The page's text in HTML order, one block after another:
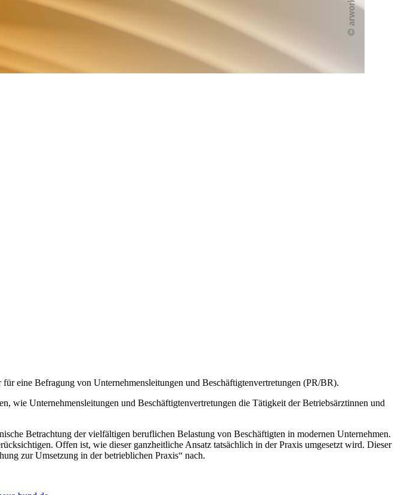
eine Befragung von Unternehmensleitungen und Beschäftigtenvertretungen (PR/BR).
wie Unternehmensleitungen und Beschäftigtenvertretungen die Tätigkeit der Betriebsärztinnen und
Betrachtung der vielfältigen beruflichen Belastung von Beschäftigten in modernen Unternehmen.
Offen ist, wie dieser ganzheitliche Ansatz tatsächlich in der Praxis umgesetzt wird. Dieser
zur Umsetzung in der betrieblichen Praxis“ nach.